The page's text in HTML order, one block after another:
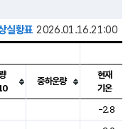
실황표 2026.01.16.21:00
바람, 기압등을 안내한 표입
중하운량
현재
기온
-2.8